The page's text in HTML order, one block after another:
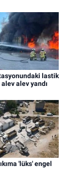
lastik
alev yandı
'lüks' engel